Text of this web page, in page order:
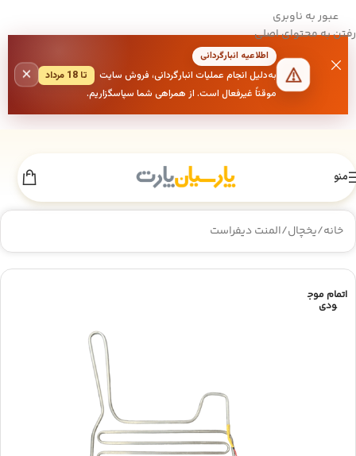
عبور به ناوبری
رفتن به محتوای اصلی
اطلاعیه انبارگردانی
به‌دلیل انجام عملیات انبارگردانی، فروش سایت
تا 18 مرداد
موقتاً غیرفعال است. از همراهی شما سپاسگزاریم.
×
منو
خانه/یخچال/المنت دیفراست
اتمام موج
ودی